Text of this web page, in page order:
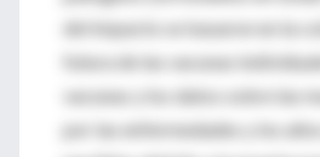
del impacto se basaron en la
futura de las vacunas
vacunas y los datos sobre las
por las enfermedades y los